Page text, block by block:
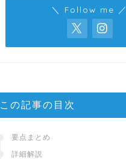
＼ Follow me ／
この記事の目次
要点まとめ
詳細解説